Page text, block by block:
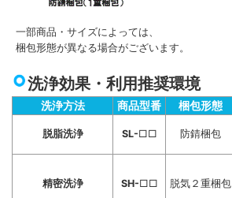
一部商品・サイズによっては、
梱包形態が異なる場合がございます。
洗浄効果・利用推奨環境
洗浄方法 商品型番 梱包形態
脱脂洗浄 SL-□□ 防錆梱包
精密洗浄 SH-□□ 脱気２重梱包